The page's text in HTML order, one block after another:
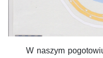
W naszym pogotowiu